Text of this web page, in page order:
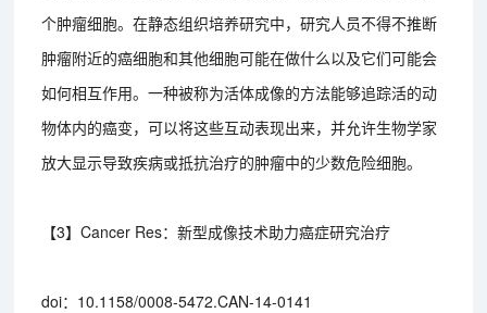
个肿瘤细胞。在静态组织培养研究中，研究人员不得不推断
肿瘤附近的癌细胞和其他细胞可能在做什么以及它们可能会
如何相互作用。一种被称为活体成像的方法能够追踪活的动
物体内的癌变，可以将这些互动表现出来，并允许生物学家
放大显示导致疾病或抵抗治疗的肿瘤中的少数危险细胞。
【3】Cancer Res：新型成像技术助力癌症研究治疗
doi：10.1158/0008-5472.CAN-14-0141